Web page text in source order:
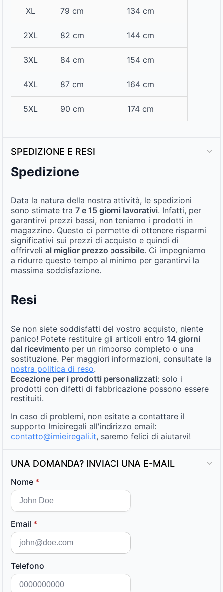
XL 79 cm 134 cm
2XL 82 cm 144 cm
3XL 84 cm 154 cm
4XL 87 cm 164 cm
5XL 90 cm 174 cm
SPEDIZIONE E RESI
Spedizione
Data la natura della nostra attività, le spedizioni
sono stimate tra 7 e 15 giorni lavorativi. Infatti, per
garantirvi prezzi bassi, non teniamo i prodotti in
magazzino. Questo ci permette di ottenere risparmi
significativi sui prezzi di acquisto e quindi di
offrirveli al miglior prezzo possibile. Ci impegniamo
a ridurre questo tempo al minimo per garantirvi la
massima soddisfazione.
Resi
Se non siete soddisfatti del vostro acquisto, niente
panico! Potete restituire gli articoli entro 14 giorni
dal ricevimento per un rimborso completo o una
sostituzione. Per maggiori informazioni, consultate la
nostra politica di reso.
Eccezione per i prodotti personalizzati: solo i
prodotti con difetti di fabbricazione possono essere
restituiti.
In caso di problemi, non esitate a contattare il
supporto Imieiregali all'indirizzo email:
contatto@imieiregali.it, saremo felici di aiutarvi!
UNA DOMANDA? INVIACI UNA E-MAIL
Nome *
Email *
Telefono